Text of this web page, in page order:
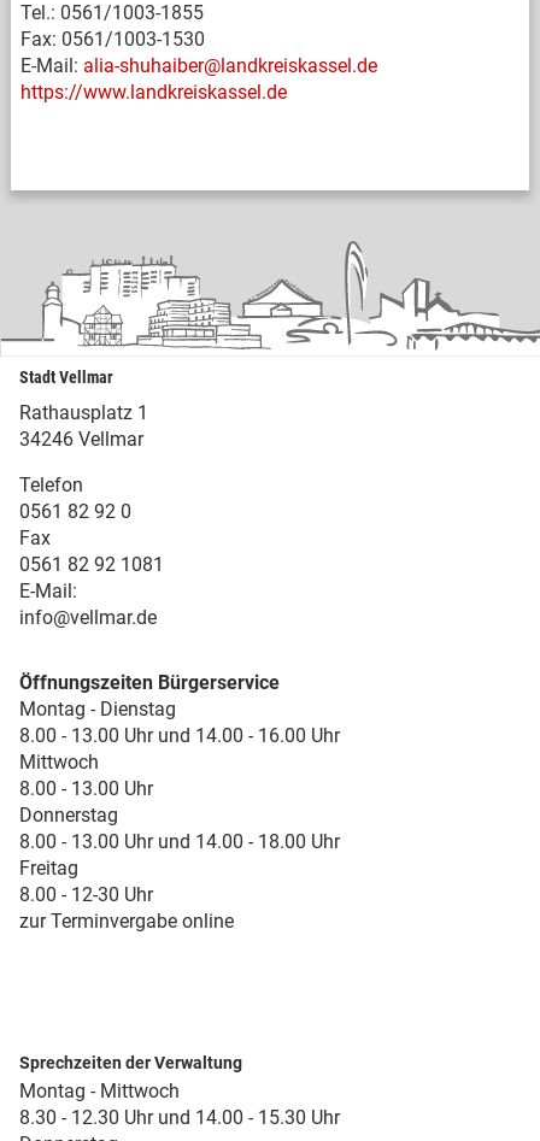
Tel.: 0561/1003-1855
Fax: 0561/1003-1530
E-Mail: alia-shuhaiber@landkreiskassel.de
https://www.landkreiskassel.de
Stadt Vellmar
Rathausplatz 1
34246 Vellmar
Telefon
0561 82 92 0
Fax
0561 82 92 1081
E-Mail:
info@vellmar.de
Öffnungszeiten Bürgerservice
Montag - Dienstag
8.00 - 13.00 Uhr und 14.00 - 16.00 Uhr
Mittwoch
8.00 - 13.00 Uhr
Donnerstag
8.00 - 13.00 Uhr und 14.00 - 18.00 Uhr
Freitag
8.00 - 12-30 Uhr
zur Terminvergabe online
Sprechzeiten der Verwaltung
Montag - Mittwoch
8.30 - 12.30 Uhr und 14.00 - 15.30 Uhr